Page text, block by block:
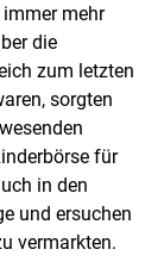
mehr
die
zum letzten
sorgten
für
in den
und ersuchen
vermarkten.